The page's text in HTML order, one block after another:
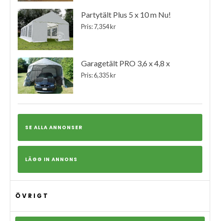
Partytält Plus 5 x 10 m Nu!
Pris: 7,354 kr
Garagetält PRO 3,6 x 4,8 x
Pris: 6,335 kr
SE ALLA ANNONSER
LÄGG IN ANNONS
ÖVRIGT